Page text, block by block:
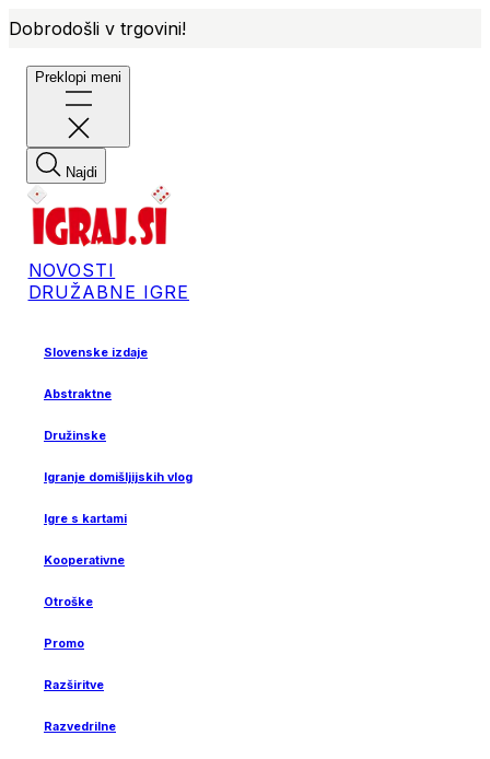
Dobrodošli v trgovini!
Preklopi meni
Najdi
NOVOSTI
DRUŽABNE IGRE
Slovenske izdaje
Abstraktne
Družinske
Igranje domišljijskih vlog
Igre s kartami
Kooperativne
Otroške
Promo
Razširitve
Razvedrilne